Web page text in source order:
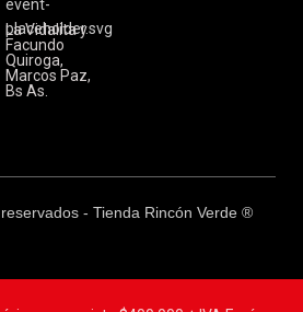
La Vidalita y
Facundo
Quiroga,
Marcos Paz,
Bs As.
- Tienda Rincón Verde ®